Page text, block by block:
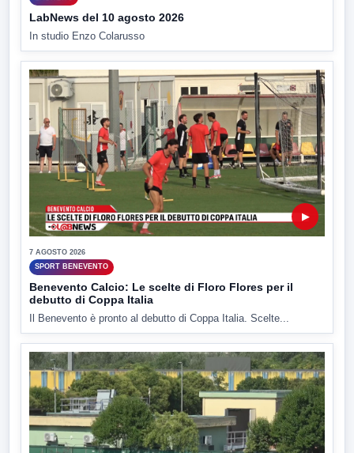
LabNews del 10 agosto 2026
In studio Enzo Colarusso
▶
7 AGOSTO 2026
SPORT BENEVENTO
Benevento Calcio: Le scelte di Floro Flores per il
debutto di Coppa Italia
Il Benevento è pronto al debutto di Coppa Italia. Scelte...